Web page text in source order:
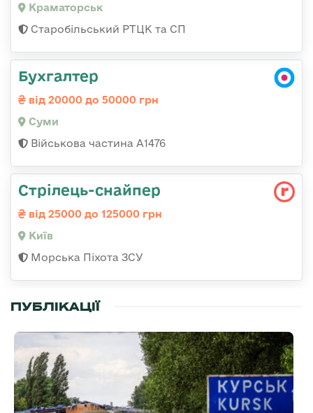
Краматорськ
Старобільський РТЦК та СП
Бухгалтер
від 20000 до 50000 грн
Суми
Військова частина А1476
Стрілець-снайпеp
від 25000 до 125000 грн
Київ
Морська Піхота ЗСУ
ПУБЛІКАЦІЇ